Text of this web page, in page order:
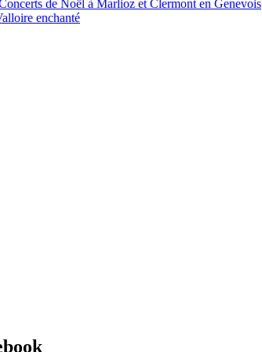
de Noël à Marlioz et Clermont en Genevois
enchanté